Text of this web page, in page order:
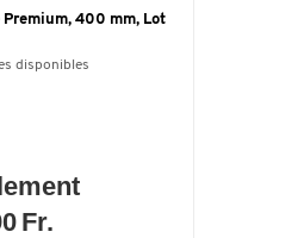
Premium, 400 mm, Lot
disponibles
Fr.